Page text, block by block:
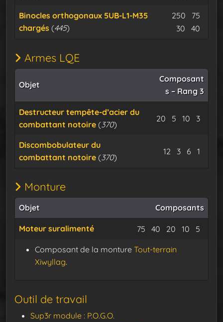
Binocles orthogonaux 5UB-L1-M35
chargés (445)
250 Minerai
75
30
Cable
40
Armes LQE
Objet
Composant
s – Rang 3
Destructeur tempête-d’acier du
combattant notoire (370)
20 Minerai
5 Minerai de
10 Cable
3
Discombobulateur du
combattant notoire (370)
12 Minerai
3 Minerai
6 Cable
1
Monture
Objet Composants
Moteur suralimenté 75 Minerai de monélite
40 Minerai de
20 Cable isolé
10 5
Composant de la monture Tout-terrain
Xiwyllag.
Outil de travail
Sup3r module : P.O.G.O.